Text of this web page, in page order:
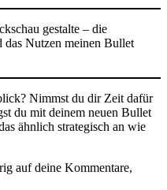
gestalte – die
das Nutzen meinen Bullet
Nimmst du dir Zeit dafür
du mit deinem neuen Bullet
ähnlich strategisch an wie
auf deine Kommentare,